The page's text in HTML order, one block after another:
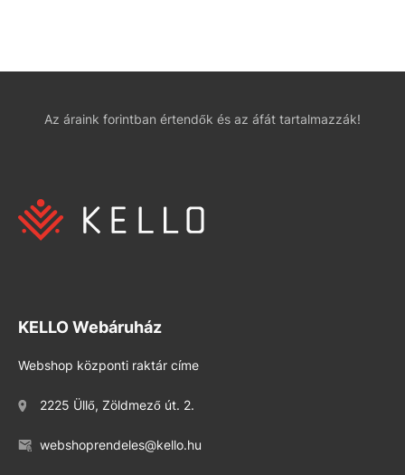
Az áraink forintban értendők és az áfát tartalmazzák!
KELLO Webáruház
Webshop központi raktár címe
2225 Üllő, Zöldmező út. 2.
webshoprendeles@kello.hu